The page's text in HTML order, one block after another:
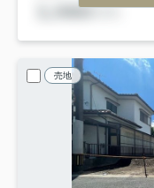
売地